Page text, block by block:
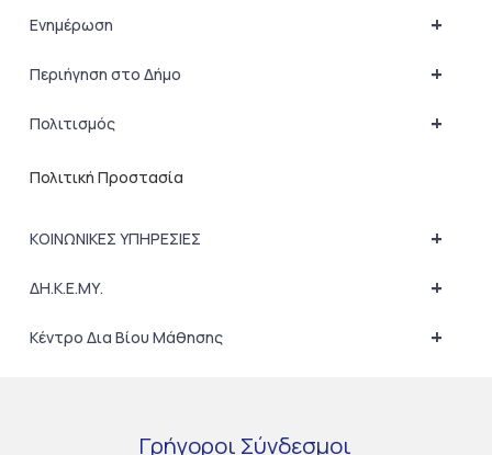
+
Ενημέρωση
+
Περιήγηση στο Δήμο
+
Πολιτισμός
Πολιτική Προστασία
+
ΚΟΙΝΩΝΙΚΕΣ ΥΠΗΡΕΣΙΕΣ
+
ΔΗ.Κ.Ε.ΜΥ.
+
Κέντρο Δια Βίου Μάθησης
Γρήγοροι Σύνδεσμοι